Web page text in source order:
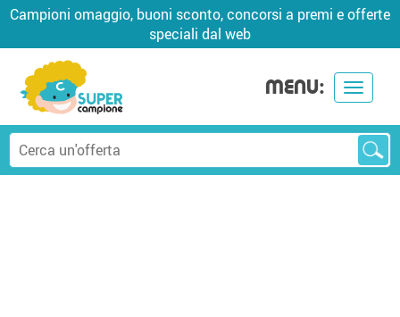
Campioni omaggio, buoni sconto, concorsi a premi e offerte
speciali dal web
Toggle
MENU: